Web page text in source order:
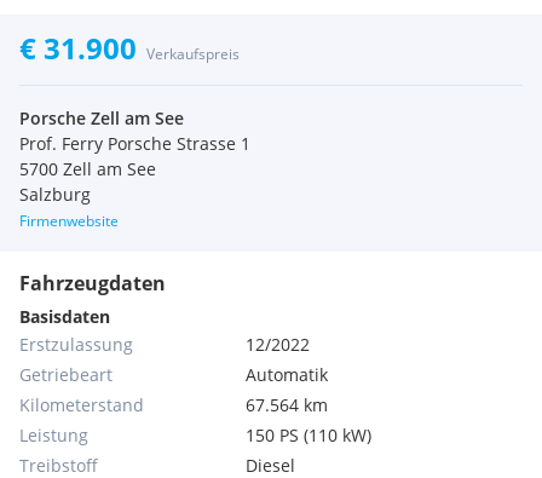
€ 31.900 Verkaufspreis
Porsche Zell am See
Prof. Ferry Porsche Strasse 1
5700 Zell am See
Salzburg
Firmenwebsite
Fahrzeugdaten
Basisdaten
Erstzulassung
12/2022
Getriebeart
Automatik
Kilometerstand
67.564 km
Leistung
150 PS (110 kW)
Treibstoff
Diesel